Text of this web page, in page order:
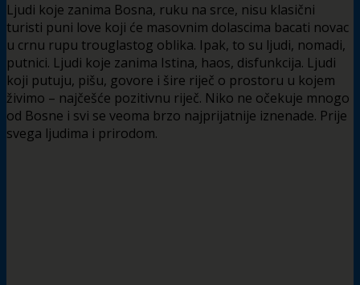
Ljudi koje zanima Bosna, ruku na srce, nisu klasični
turisti puni love koji će masovnim dolascima bacati novac
u crnu rupu trouglastog oblika. Ipak, to su ljudi, nomadi,
putnici. Ljudi koje zanima Istina, haos, disfunkcija. Ljudi
koji putuju, pišu, govore i šire riječ o prostoru u kojem
živimo – najčešće pozitivnu riječ. Niko ne očekuje mnogo
od Bosne i svi se veoma brzo najprijatnije iznenade. Prije
svega ljudima i prirodom.